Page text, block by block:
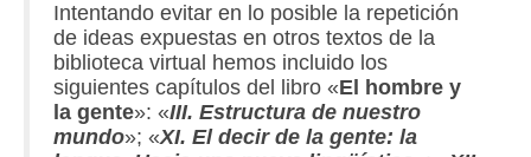
Intentando evitar en lo posible la repetición
de ideas expuestas en otros textos de la
biblioteca virtual hemos incluido los
siguientes capítulos del libro «El hombre y
la gente»: «III. Estructura de nuestro
mundo»; «XI. El decir de la gente: la